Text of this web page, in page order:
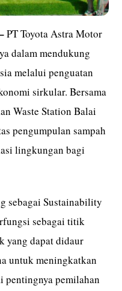
PT Toyota Astra Motor
dalam mendukung
melalui penguatan
sirkular. Bersama
Waste Station Balai
pengumpulan sampah
lingkungan bagi
sebagai Sustainability
sebagai titik
yang dapat didaur
untuk meningkatkan
pentingnya pemilahan